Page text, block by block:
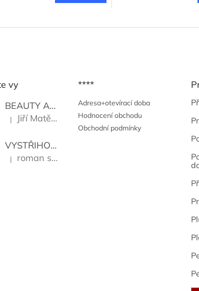
vy
BEAUTY AND THE BEAT
Go Go's
Hodnocení produktu je 5 z 5 hvězdiček.
| Jiří Matějů
VYSTŘIHOVÁNKY - PRAŽSKÉ PAMÁTKY
Hodnocení produktu je 5 z 5 hvězdiček.
| roman sekanina
****
Adresa+otevírací doba
Hodnocení obchodu
Obchodní podmínky